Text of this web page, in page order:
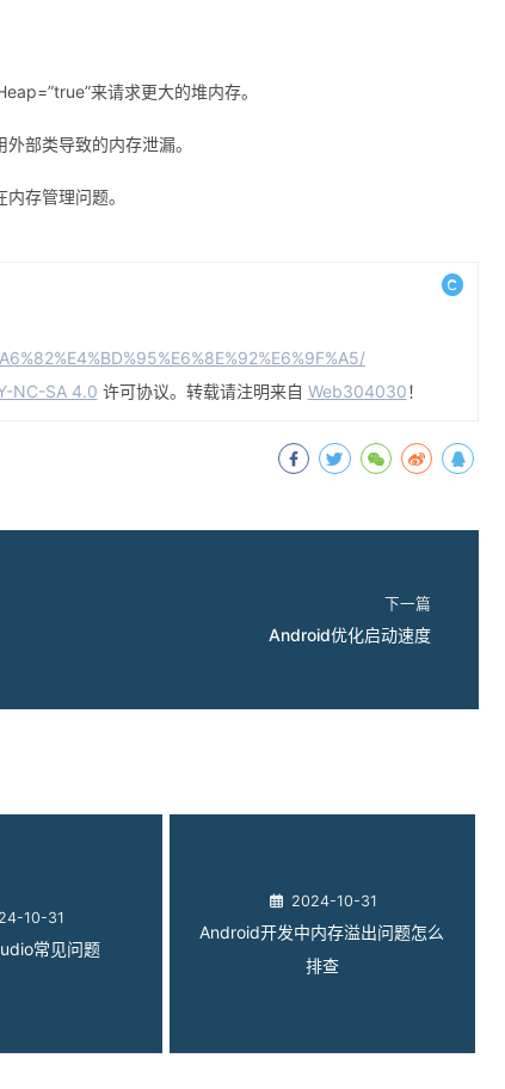
来请求更大的堆内存。
部类导致的内存泄漏。
存管理问题。
NC-SA 4.0 许可协议。转载请注明来自 Web304030！
下一篇
Android优化启动速度
10-31
常见问题
2024-10-31
Android开发中内存溢出问题怎么
排查